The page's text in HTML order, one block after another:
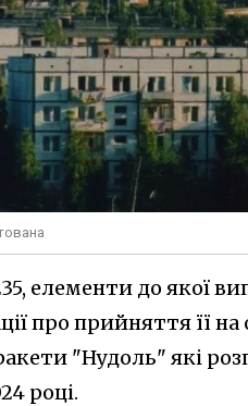
елементи до якої
про прийняття її
"Нудоль" які
році.